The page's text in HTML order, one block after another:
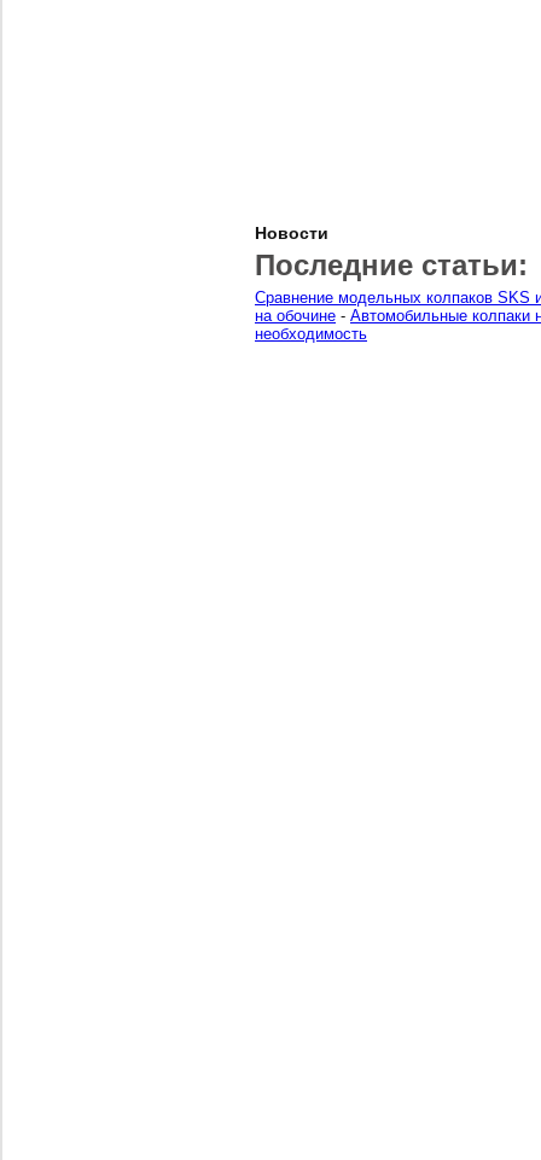
Новости
Последние статьи:
Сравнение модельных колпаков SKS
на обочине - Автомобильные колпаки
необходимость